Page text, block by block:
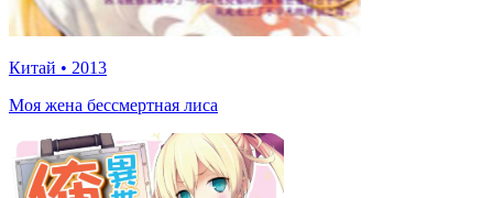
Китай • 2013
Моя жена бессмертная лиса